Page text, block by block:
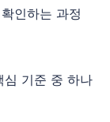
인하는 과정
심 기준 중 하나